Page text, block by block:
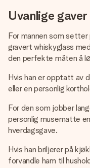
Uvanlige
For mannen som
gravert whiskyglass
den perfekte måten å
Hvis han er opptatt av
eller en personlig
For den som jobber
personlig musematte
hverdagsgave.
Hvis han briljerer på
forvandle ham til